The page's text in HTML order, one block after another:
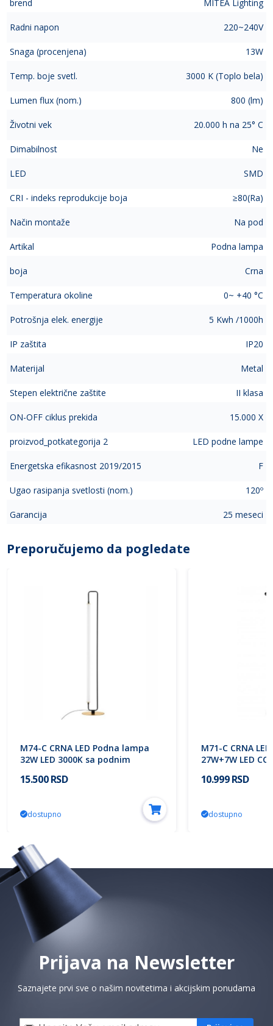
brend MITEA Lighting
Radni napon 220~240V
Snaga (procenjena) 13W
Temp. boje svetl. 3000 K (Toplo bela)
Lumen flux (nom.) 800 (lm)
Životni vek 20.000 h na 25° C
Dimabilnost Ne
LED SMD
CRI - indeks reprodukcije boja ≥80(Ra)
Način montaže Na pod
Artikal Podna lampa
boja Crna
Temperatura okoline 0~ +40 °C
Potrošnja elek. energije 5 Kwh /1000h
IP zaštita IP20
Materijal Metal
Stepen električne zaštite II klasa
ON-OFF ciklus prekida 15.000 X
proizvod_potkategorija 2 LED podne lampe
Energetska efikasnost 2019/2015 F
Ugao rasipanja svetlosti (nom.) 120º
Garancija 25 meseci
Preporučujemo da pogledate
M74-C CRNA LED Podna lampa
32W LED 3000K sa podnim
15.500 RSD
dostupno
M71-C CRNA
27W+7W LED
Mitea Lighting
10.999 RSD
dostupno
Prijava na Newsletter
Saznajete prvi sve o našim novitetima i akcijskim ponudama
Prijavi